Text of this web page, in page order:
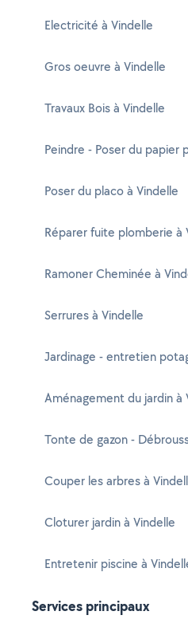
Electricité à Vindelle
Gros oeuvre à Vindelle
Travaux Bois à Vindelle
Peindre - Poser du papier
Poser du placo à Vindelle
Réparer fuite plomberie à
Ramoner Cheminée à
Serrures à Vindelle
Jardinage - entretien
Aménagement du jardin à
Tonte de gazon -
Couper les arbres à
Cloturer jardin à Vindelle
Entretenir piscine à
Services principaux